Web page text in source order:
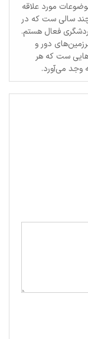
مورد علاقه
چند سالی ست که در
فعال هستم.
دور و
ست که هر
می‌آورد.